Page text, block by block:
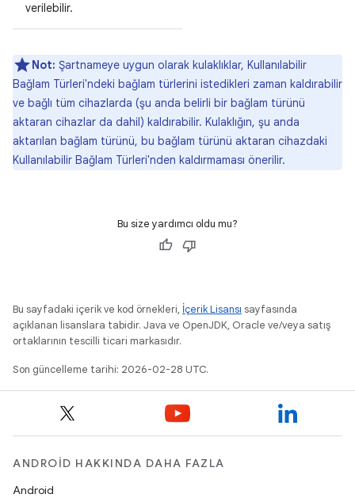
verilebilir.
Not: Şartnameye uygun olarak kulaklıklar, Kullanılabilir
Bağlam Türleri'ndeki bağlam türlerini istedikleri zaman kaldırabilir
ve bağlı tüm cihazlarda (şu anda belirli bir bağlam türünü
aktaran cihazlar da dahil) kaldırabilir. Kulaklığın, şu anda
aktarılan bağlam türünü, bu bağlam türünü aktaran cihazdaki
Kullanılabilir Bağlam Türleri'nden kaldırmaması önerilir.
Bu size yardımcı oldu mu?
Bu sayfadaki içerik ve kod örnekleri, İçerik Lisansı sayfasında
açıklanan lisanslara tabidir. Java ve OpenJDK, Oracle ve/veya satış
ortaklarının tescilli ticari markasıdır.
Son güncelleme tarihi: 2026-02-28 UTC.
ANDROID HAKKINDA DAHA FAZLA
Android